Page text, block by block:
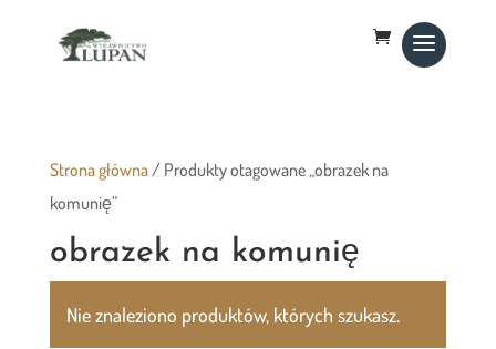
Strona główna/ Produkty otagowane „obrazek na
komunię”
obrazek na komunię
Nie znaleziono produktów, których szukasz.